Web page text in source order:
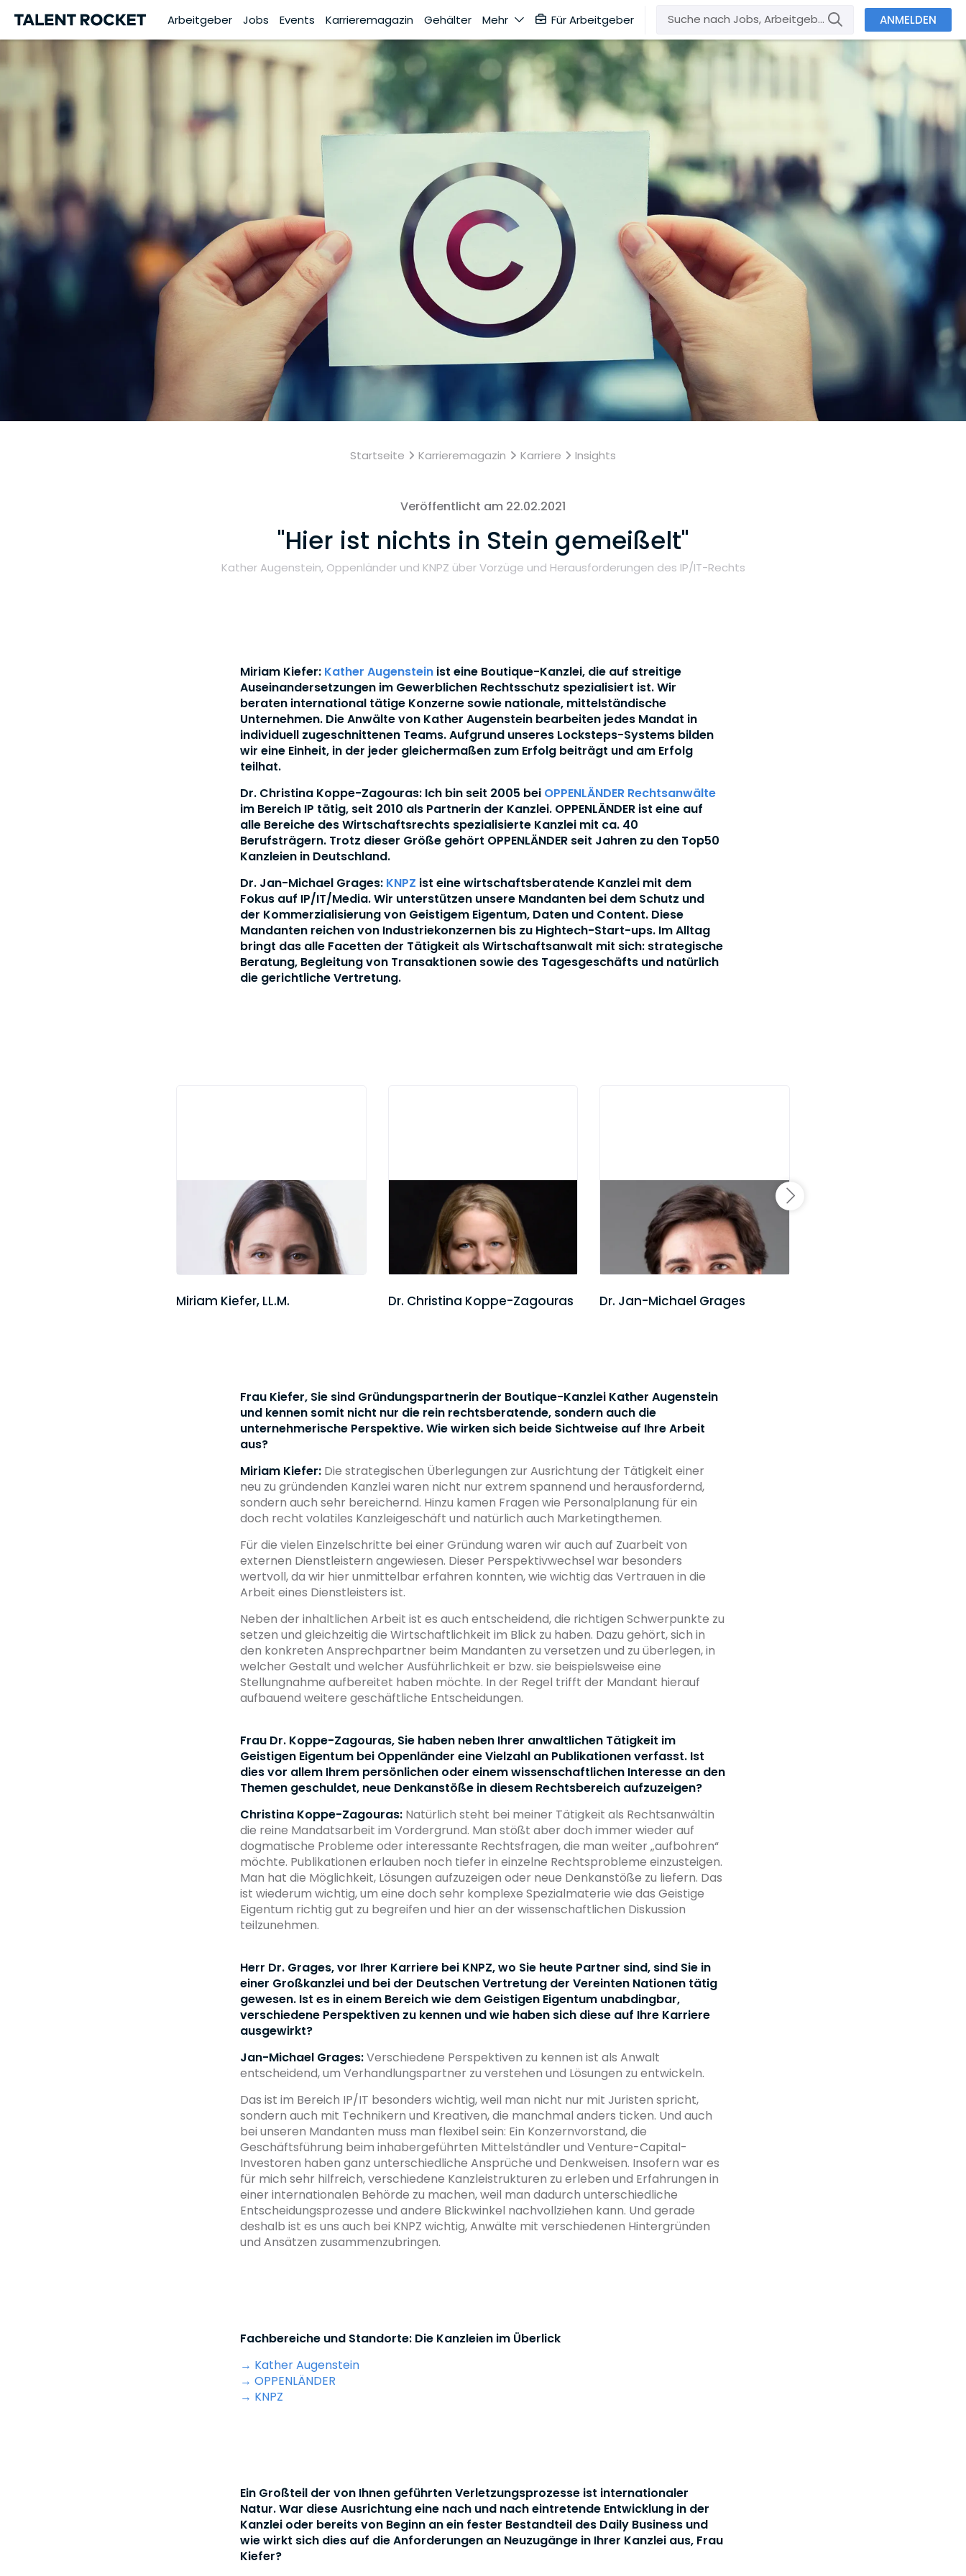
Arbeitgeber Jobs Events Karrieremagazin Gehälter Mehr Für Arbeitgeber ANMELDEN
Startseite Karrieremagazin Karriere Insights
Veröffentlicht am 22.02.2021
"Hier ist nichts in Stein gemeißelt"
Kather Augenstein, Oppenländer und KNPZ über Vorzüge und Herausforderungen des IP/IT-Rechts
Miriam Kiefer: Kather Augensteinist eine Boutique-Kanzlei, die auf streitige
Auseinandersetzungen im Gewerblichen Rechtsschutz spezialisiert ist. Wir
beraten international tätige Konzerne sowie nationale, mittelständische
Unternehmen. Die Anwälte von Kather Augenstein bearbeiten jedes Mandat in
individuell zugeschnittenen Teams. Aufgrund unseres Locksteps-Systems bilden
wir eine Einheit, in der jeder gleichermaßen zum Erfolg beiträgt und am Erfolg
teilhat.
Dr. Christina Koppe-Zagouras: Ich bin seit 2005 bei OPPENLÄNDER Rechtsanwälte
im Bereich IP tätig, seit 2010 als Partnerin der Kanzlei. OPPENLÄNDER ist eine auf
alle Bereiche des Wirtschaftsrechts spezialisierte Kanzlei mit ca. 40
Berufsträgern. Trotz dieser Größe gehört OPPENLÄNDER seit Jahren zu den Top50
Kanzleien in Deutschland.
Dr. Jan-Michael Grages: KNPZ ist eine wirtschaftsberatende Kanzlei mit dem
Fokus auf IP/IT/Media. Wir unterstützen unsere Mandanten bei dem Schutz und
der Kommerzialisierung von Geistigem Eigentum, Daten und Content. Diese
Mandanten reichen von Industriekonzernen bis zu Hightech-Start-ups. Im Alltag
bringt das alle Facetten der Tätigkeit als Wirtschaftsanwalt mit sich: strategische
Beratung, Begleitung von Transaktionen sowie des Tagesgeschäfts und natürlich
die gerichtliche Vertretung.
Miriam Kiefer, LL.M. Dr. Christina Koppe-Zagouras Dr. Jan-Michael Grages
Frau Kiefer, Sie sind Gründungspartnerin der Boutique-Kanzlei Kather Augenstein
und kennen somit nicht nur die rein rechtsberatende, sondern auch die
unternehmerische Perspektive. Wie wirken sich beide Sichtweise auf Ihre Arbeit
aus?
Miriam Kiefer: Die strategischen Überlegungen zur Ausrichtung der Tätigkeit einer
neu zu gründenden Kanzlei waren nicht nur extrem spannend und herausfordernd,
sondern auch sehr bereichernd. Hinzu kamen Fragen wie Personalplanung für ein
doch recht volatiles Kanzleigeschäft und natürlich auch Marketingthemen.
Für die vielen Einzelschritte bei einer Gründung waren wir auch auf Zuarbeit von
externen Dienstleistern angewiesen. Dieser Perspektivwechsel war besonders
wertvoll, da wir hier unmittelbar erfahren konnten, wie wichtig das Vertrauen in die
Arbeit eines Dienstleisters ist.
Neben der inhaltlichen Arbeit ist es auch entscheidend, die richtigen Schwerpunkte zu
setzen und gleichzeitig die Wirtschaftlichkeit im Blick zu haben. Dazu gehört, sich in
den konkreten Ansprechpartner beim Mandanten zu versetzen und zu überlegen, in
welcher Gestalt und welcher Ausführlichkeit er bzw. sie beispielsweise eine
Stellungnahme aufbereitet haben möchte. In der Regel trifft der Mandant hierauf
aufbauend weitere geschäftliche Entscheidungen.
Frau Dr. Koppe-Zagouras, Sie haben neben Ihrer anwaltlichen Tätigkeit im
Geistigen Eigentum bei Oppenländer eine Vielzahl an Publikationen verfasst. Ist
dies vor allem Ihrem persönlichen oder einem wissenschaftlichen Interesse an den
Themen geschuldet, neue Denkanstöße in diesem Rechtsbereich aufzuzeigen?
Christina Koppe-Zagouras: Natürlich steht bei meiner Tätigkeit als Rechtsanwältin
die reine Mandatsarbeit im Vordergrund. Man stößt aber doch immer wieder auf
dogmatische Probleme oder interessante Rechtsfragen, die man weiter „aufbohren“
möchte. Publikationen erlauben noch tiefer in einzelne Rechtsprobleme einzusteigen.
Man hat die Möglichkeit, Lösungen aufzuzeigen oder neue Denkanstöße zu liefern. Das
ist wiederum wichtig, um eine doch sehr komplexe Spezialmaterie wie das Geistige
Eigentum richtig gut zu begreifen und hier an der wissenschaftlichen Diskussion
teilzunehmen.
Herr Dr. Grages, vor Ihrer Karriere bei KNPZ, wo Sie heute Partner sind, sind Sie in
einer Großkanzlei und bei der Deutschen Vertretung der Vereinten Nationen tätig
gewesen. Ist es in einem Bereich wie dem Geistigen Eigentum unabdingbar,
verschiedene Perspektiven zu kennen und wie haben sich diese auf Ihre Karriere
ausgewirkt?
Jan-Michael Grages:Verschiedene Perspektiven zu kennen ist als Anwalt
entscheidend, um Verhandlungspartner zu verstehen und Lösungen zu entwickeln.
Das ist im Bereich IP/IT besonders wichtig, weil man nicht nur mit Juristen spricht,
sondern auch mit Technikern und Kreativen, die manchmal anders ticken. Und auch
bei unseren Mandanten muss man flexibel sein: Ein Konzernvorstand, die
Geschäftsführung beim inhabergeführten Mittelständler und Venture-Capital-
Investoren haben ganz unterschiedliche Ansprüche und Denkweisen. Insofern war es
für mich sehr hilfreich, verschiedene Kanzleistrukturen zu erleben und Erfahrungen in
einer internationalen Behörde zu machen, weil man dadurch unterschiedliche
Entscheidungsprozesse und andere Blickwinkel nachvollziehen kann. Und gerade
deshalb ist es uns auch bei KNPZ wichtig, Anwälte mit verschiedenen Hintergründen
und Ansätzen zusammenzubringen.
Fachbereiche und Standorte: Die Kanzleien im Überlick
→ Kather Augenstein
→ OPPENLÄNDER
→ KNPZ
Ein Großteil der von Ihnen geführten Verletzungsprozesse ist internationaler
Natur. War diese Ausrichtung eine nach und nach eintretende Entwicklung in der
Kanzlei oder bereits von Beginn an ein fester Bestandteil des Daily Business und
wie wirkt sich dies auf die Anforderungen an Neuzugänge in Ihrer Kanzlei aus, Frau
Kiefer?